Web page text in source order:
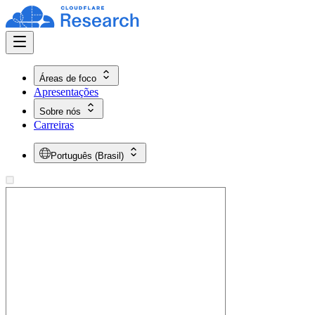
Áreas de foco
Apresentações
Sobre nós
Carreiras
Português (Brasil)